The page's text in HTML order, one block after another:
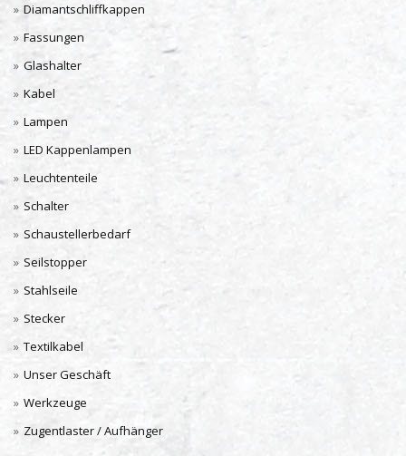
Diamantschliffkappen
Fassungen
Glashalter
Kabel
Lampen
LED Kappenlampen
Leuchtenteile
Schalter
Schaustellerbedarf
Seilstopper
Stahlseile
Stecker
Textilkabel
Unser Geschäft
Werkzeuge
Zugentlaster / Aufhänger